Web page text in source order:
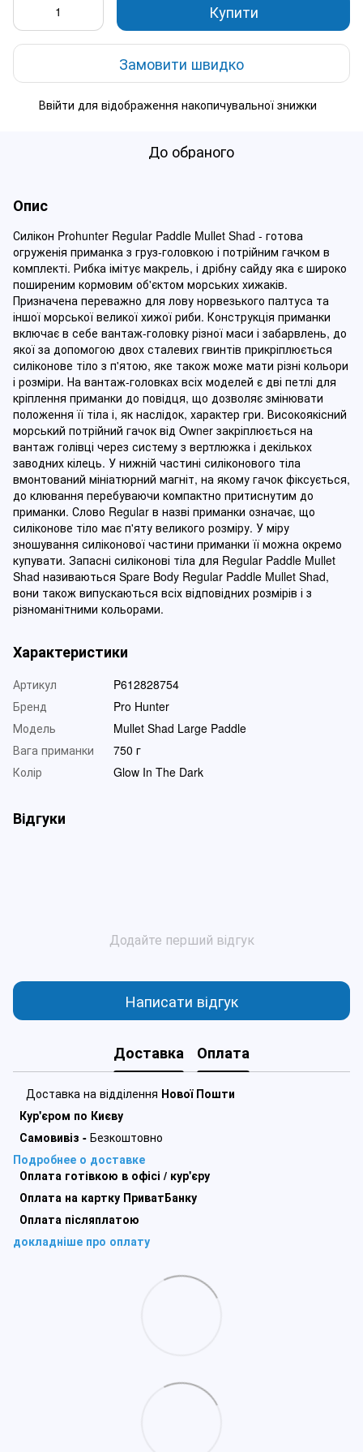
Купити
Замовити швидко
Ввійти для відображення накопичувальної знижки
До обраного
Опис
Силікон Prohunter Regular Paddle Mullet Shad - готова
огруженія приманка з груз-головкою і потрійним гачком в
комплекті. Рибка імітує макрель, і дрібну сайду яка є широко
поширеним кормовим об'єктом морських хижаків.
Призначена переважно для лову норвезького палтуса та
іншої морської великої хижої риби. Конструкція приманки
включає в себе вантаж-головку різної маси і забарвлень, до
якої за допомогою двох сталевих гвинтів прикріплюється
силіконове тіло з п'ятою, яке також може мати різні кольори
і розміри. На вантаж-головках всіх моделей є дві петлі для
кріплення приманки до повідця, що дозволяє змінювати
положення її тіла і, як наслідок, характер гри. Високоякісний
морський потрійний гачок від Owner закріплюється на
вантаж голівці через систему з вертлюжка і декількох
заводних кілець. У нижній частині силіконового тіла
вмонтований мініатюрний магніт, на якому гачок фіксується,
до клювання перебуваючи компактно притиснутим до
приманки. Слово Regular в назві приманки означає, що
силіконове тіло має п'яту великого розміру. У міру
зношування силіконової частини приманки її можна окремо
купувати. Запасні силіконові тіла для Regular Paddle Mullet
Shad називаються Spare Body Regular Paddle Mullet Shad,
вони також випускаються всіх відповідних розмірів і з
різноманітними кольорами.
Характеристики
Артикул
P612828754
Бренд
Pro Hunter
Модель
Mullet Shad Large Paddle
Вага приманки
750 г
Колір
Glow In The Dark
Відгуки
Додайте перший відгук
Написати відгук
Доставка Оплата
Доставка на відділення Нової Пошти
Кур'єром по Києву
Самовивіз - Безкоштовно
Подробнее о доставке
Оплата готівкою в офісі / кур'єру
Оплата на картку ПриватБанку
Оплата післяплатою
докладніше про оплату